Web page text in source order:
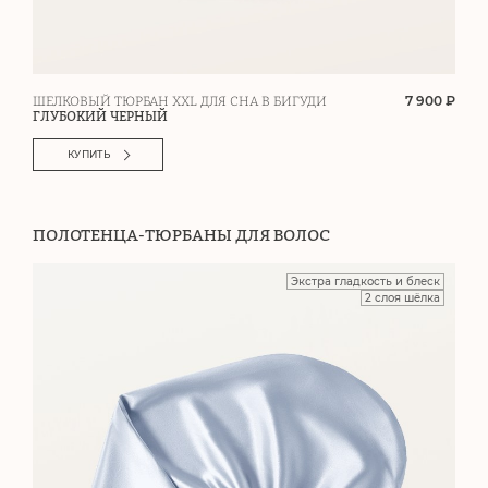
ШЕЛКОВЫЙ ТЮРБАН XXL ДЛЯ СНА В БИГУДИ
ГЛУБОКИЙ ЧЕРНЫЙ
7 900 ₽
КУПИТЬ
ПОЛОТЕНЦА-ТЮРБАНЫ ДЛЯ ВОЛОС
Экстра гладкость и блеск
2 слоя шёлка